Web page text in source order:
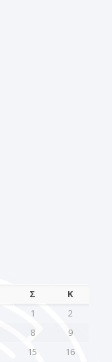
Σ
Κ
1
2
8
9
15 16